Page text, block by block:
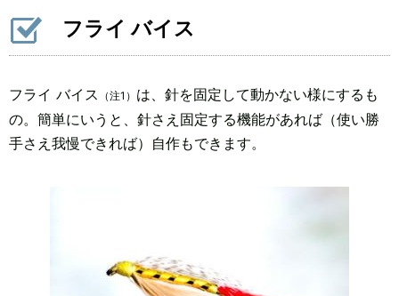
フライ バイス
フライ バイス （注1） は、針を固定して動かない様にするも
の。簡単にいうと、針さえ固定する機能があれば（使い勝
手さえ我慢できれば）自作もできます。